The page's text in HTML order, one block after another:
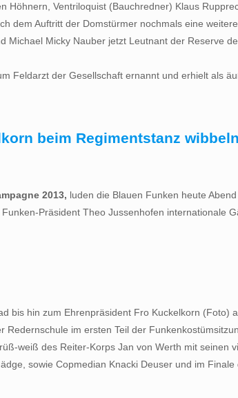
Ventriloquist (Bauchredner) Klaus
dem Auftritt der Domstürmer nochmals eine
Micky Nauber jetzt Leutnant der Reserve
Feldarzt der Gesellschaft ernannt und erhielt
beim Regimentstanz wibbeln
2013, luden die Blauen Funken heute
Präsident Theo Jussenhofen internationale
bis hin zum Ehrenpräsident Fro Kuckelkorn (Foto)
Redernschule im ersten Teil der
weiß des Reiter-Korps Jan von Werth mit
sowie Copmedian Knacki Deuser und im